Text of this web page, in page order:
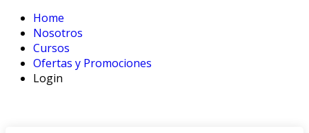
Home
Nosotros
Cursos
Ofertas y Promociones
Login